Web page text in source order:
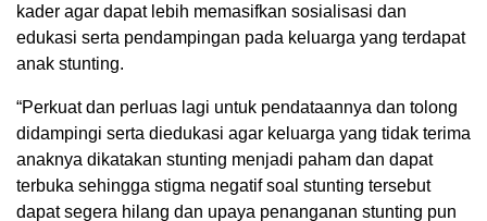
kader agar dapat lebih memasifkan sosialisasi dan
edukasi serta pendampingan pada keluarga yang terdapat
anak stunting.
“Perkuat dan perluas lagi untuk pendataannya dan tolong
didampingi serta diedukasi agar keluarga yang tidak terima
anaknya dikatakan stunting menjadi paham dan dapat
terbuka sehingga stigma negatif soal stunting tersebut
dapat segera hilang dan upaya penanganan stunting pun